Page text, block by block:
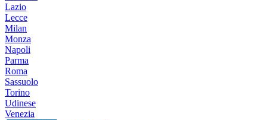
Lazio
Lecce
Milan
Monza
Napoli
Parma
Roma
Sassuolo
Torino
Udinese
Venezia